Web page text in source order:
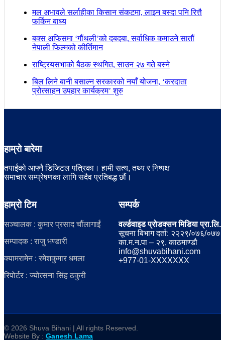
मल अभावले सर्लाहीका किसान संकटमा, लाइन बस्दा पनि रित्तै
फर्किन बाध्य
बक्स अफिसमा ‘गौंथली’को दबदबा, सर्वाधिक कमाउने सातौं
नेपाली फिल्मको कीर्तिमान
राष्ट्रियसभाको बैठक स्थगित, साउन २७ गते बस्ने
बिल लिने बानी बसाल्न सरकारको नयाँ योजना, ‘करदाता
प्रोत्साहन उपहार कार्यक्रम’ शुरु
हाम्रो बारेमा
तपाईंको आफ्नै डिजिटल पत्रिका। हामी सत्य, तथ्य र निष्पक्ष
समाचार सम्प्रेषणका लागि सदैव प्रतिबद्ध छौं।
हाम्रो टिम
सञ्चालक : कुमार प्रसाद चौंलागाईं
सम्पादक : राजु भण्डारी
क्यामरामेन : रमेशकुमार धमला
रिपोर्टर : ज्योत्सना सिंह ठकुरी
सम्पर्क
वर्ल्डवाइड प्रोडक्सन मिडिया प्रा.लि.
सूचना बिभाग दर्ता: २२२९/०७६/०७७
का.म.न.पा – २९, काठमाण्डौ
info@shuvabihani.com
+977-01-XXXXXXX
© 2026 Shuva Bihani | All rights Reserved.
Website By : Ganesh Lama